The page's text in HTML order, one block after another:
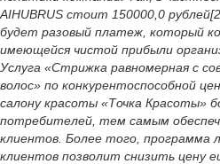
AIHUBRUS стоит 150000,0
будет разовый платеж, который
имеющейся чистой прибыли
Услуга «Стрижка равномерная с
волос» по конкурентоспособной
салону красоты «Точка Красоты»
потребителей, тем самым
клиентов. Более того, программа
клиентов позволит снизить цену